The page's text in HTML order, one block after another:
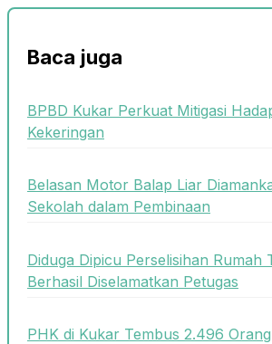
Baca juga
BPBD Kukar Perkuat Mitigasi
Kekeringan
Belasan Motor Balap Liar
Sekolah dalam Pembinaan
Diduga Dipicu Perselisihan
Berhasil Diselamatkan Petugas
PHK di Kukar Tembus 2.496